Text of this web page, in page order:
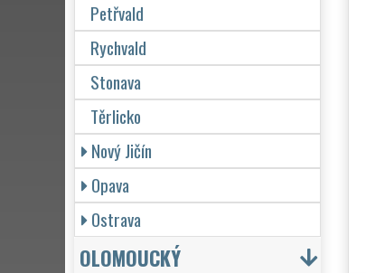
Petřvald
Rychvald
Stonava
Těrlicko
Nový Jičín
Opava
Ostrava
OLOMOUCKÝ